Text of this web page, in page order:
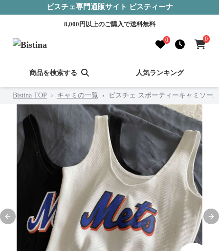
ビスチェ専門通販サイト ビスティーナ
8,000円以上のご購入で送料無料
0 0
商品を検索する 人気ランキング
Bistina TOP › キャミの一覧 › ビスチェ スポーティーキャミソー
Previous slide